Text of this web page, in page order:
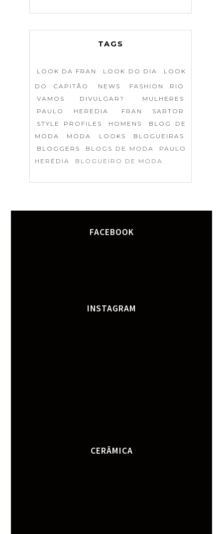
TAGS
LOOK DA FRAN LOOK DO DIA
LOOK
DO CAPITÃO
NEWS
FASHION RIO
VAMOS DIVULGAR?
MULHERES
PAULO HEREDIA
FRAN SARTOR
STYLE PROFILES
HOMENS
BLOG DE
MODA
MODA LOOKS
BLOGUEIRAS
BLOGGERS
BLOGS DE MODA
PAULO
HERÉDIA
BLOGUEIRO DE MODA
FACEBOOK
INSTAGRAM
CERÂMICA